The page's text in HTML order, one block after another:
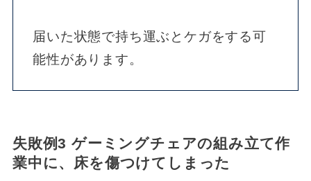
届いた状態で持ち運ぶとケガをする可
能性があります。
失敗例3 ゲーミングチェアの組み立て作
業中に、床を傷つけてしまった